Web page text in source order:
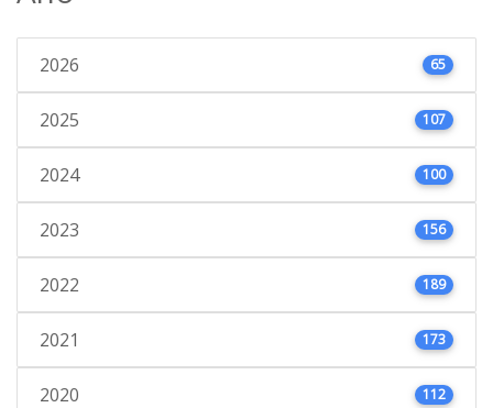
2026 65
2025 107
2024 100
2023 156
2022 189
2021 173
2020 112